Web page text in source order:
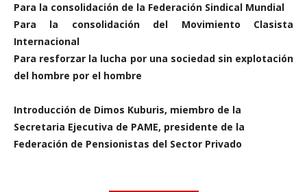
Para la consolidación de la Federación Sindical Mundial
Para la consolidación del Movimiento Clasista
Internacional
Para resforzar la lucha por una sociedad sin explotación
del hombre por el hombre
Introducción de Dimos Kuburis, miembro de la
Secretaria Ejecutiva de PAME, presidente de la
Federación de Pensionistas del Sector Privado